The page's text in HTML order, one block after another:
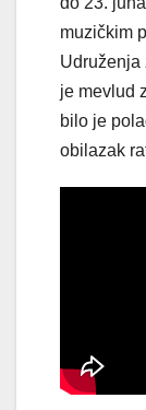
muzičkim
Udruženja
je mevlud
bilo je
obilazak